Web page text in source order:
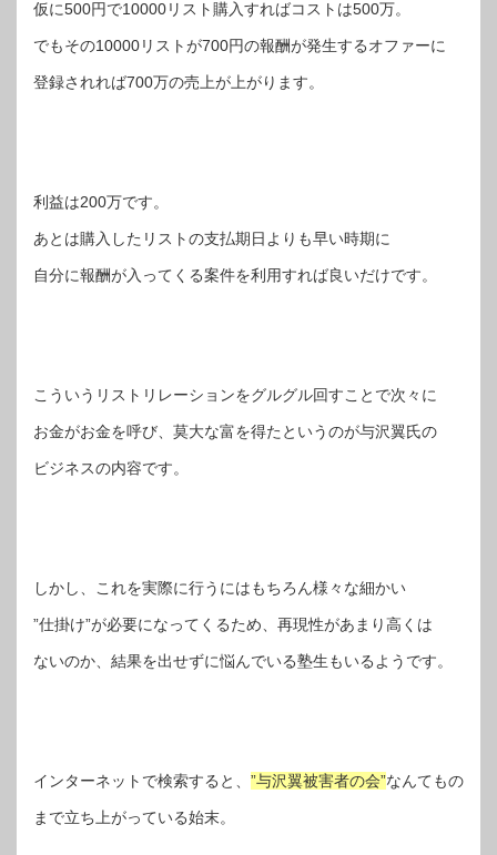
仮に500円で10000リスト購入すればコストは500万。
でもその10000リストが700円の報酬が発生するオファーに
登録されれば700万の売上が上がります。
利益は200万です。
あとは購入したリストの支払期日よりも早い時期に
自分に報酬が入ってくる案件を利用すれば良いだけです。
こういうリストリレーションをグルグル回すことで次々に
お金がお金を呼び、莫大な富を得たというのが与沢翼氏の
ビジネスの内容です。
しかし、これを実際に行うにはもちろん様々な細かい
”仕掛け”が必要になってくるため、再現性があまり高くは
ないのか、結果を出せずに悩んでいる塾生もいるようです。
インターネットで検索すると、 ”与沢翼被害者の会”なんてもの
まで立ち上がっている始末。